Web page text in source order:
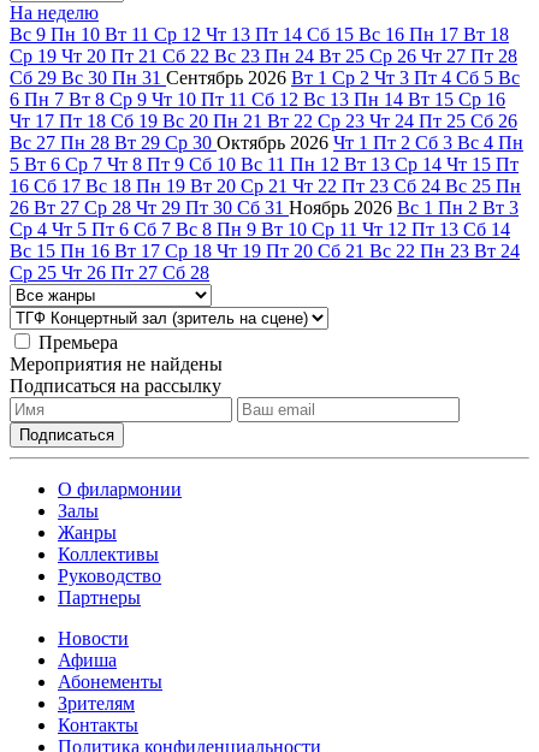
На неделю
Вс 9 Пн 10 Вт 11 Ср 12 Чт 13 Пт 14 Сб 15 Вс 16 Пн 17 Вт 18
Ср 19 Чт 20 Пт 21 Сб 22 Вс 23 Пн 24 Вт 25 Ср 26 Чт 27 Пт 28
Сб 29 Вс 30 Пн 31 Сентябрь 2026 Вт 1 Ср 2 Чт 3 Пт 4 Сб 5 Вс
6 Пн 7 Вт 8 Ср 9 Чт 10 Пт 11 Сб 12 Вс 13 Пн 14 Вт 15 Ср 16
Чт 17 Пт 18 Сб 19 Вс 20 Пн 21 Вт 22 Ср 23 Чт 24 Пт 25 Сб 26
Вс 27 Пн 28 Вт 29 Ср 30 Октябрь 2026 Чт 1 Пт 2 Сб 3 Вс 4 Пн
5 Вт 6 Ср 7 Чт 8 Пт 9 Сб 10 Вс 11 Пн 12 Вт 13 Ср 14 Чт 15 Пт
16 Сб 17 Вс 18 Пн 19 Вт 20 Ср 21 Чт 22 Пт 23 Сб 24 Вс 25 Пн
26 Вт 27 Ср 28 Чт 29 Пт 30 Сб 31 Ноябрь 2026 Вс 1 Пн 2 Вт 3
Ср 4 Чт 5 Пт 6 Сб 7 Вс 8 Пн 9 Вт 10 Ср 11 Чт 12 Пт 13 Сб 14
Вс 15 Пн 16 Вт 17 Ср 18 Чт 19 Пт 20 Сб 21 Вс 22 Пн 23 Вт 24
Ср 25 Чт 26 Пт 27 Сб 28
Премьера
Мероприятия не найдены
Подписаться на рассылку
О филармонии
Залы
Жанры
Коллективы
Руководство
Партнеры
Новости
Афиша
Абонементы
Зрителям
Контакты
Политика конфиденциальности